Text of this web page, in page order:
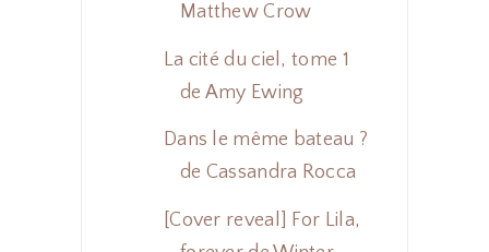
Matthew Crow
La cité du ciel, tome 1
de Amy Ewing
Dans le même bateau ?
de Cassandra Rocca
[Cover reveal] For Lila,